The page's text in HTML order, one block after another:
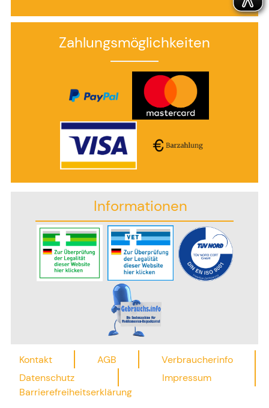
Zahlungsmöglichkeiten
Informationen
Kontakt AGB
Verbraucherinfo
Datenschutz
Impressum
Barrierefreiheitserklärung